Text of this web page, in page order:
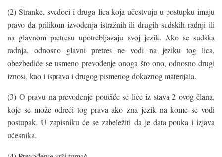
(2) Stranke, svedoci i druga lica koja učestvuju u postupku imaju
pravo da prilikom izvođenja istražnih ili drugih sudskih radnji ili
na glavnom pretresu upotrebljavaju svoj jezik. Ako se sudska
radnja, odnosno glavni pretres ne vodi na jeziku tog lica,
obezbediće se usmeno prevođenje onoga što ono, odnosno drugi
iznosi, kao i isprava i drugog pismenog dokaznog materijala.
(3) O pravu na prevođenje poučiće se lice iz stava 2 ovog člana,
koje se može odreći tog prava ako zna jezik na kome se vodi
postupak. U zapisniku će se zabeležiti da je data pouka i izjava
učesnika.